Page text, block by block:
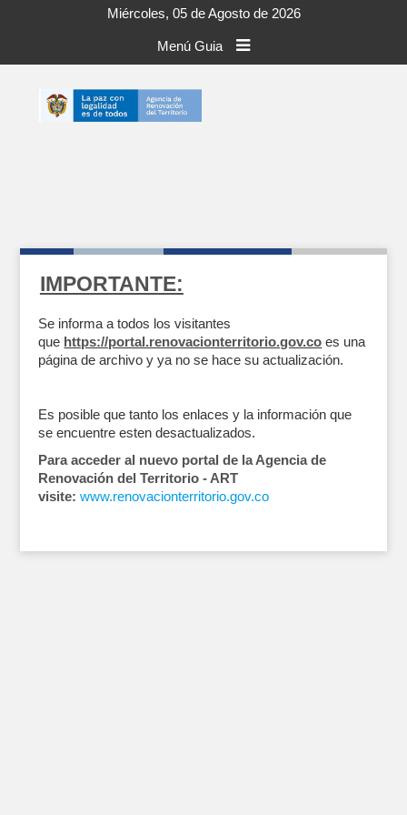
Miércoles, 05 de Agosto de 2026
Menú Guia
IMPORTANTE:
Se informa a todos los visitantes
que https://portal.renovacionterritorio.gov.co es una
página de archivo y ya no se hace su actualización.
Es posible que tanto los enlaces y la información que
se encuentre esten desactualizados.
Para acceder al nuevo portal de la Agencia de
Renovación del Territorio - ART
visite: www.renovacionterritorio.gov.co